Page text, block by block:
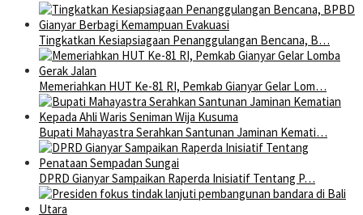
Tingkatkan Kesiapsiagaan Penanggulangan Bencana, B…
Memeriahkan HUT Ke-81 RI, Pemkab Gianyar Gelar Lom…
Bupati Mahayastra Serahkan Santunan Jaminan Kemati…
DPRD Gianyar Sampaikan Raperda Inisiatif Tentang P…